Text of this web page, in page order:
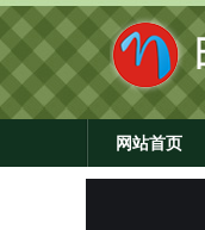
网站首页